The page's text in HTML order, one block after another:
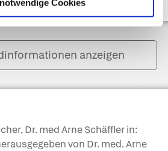
Cookies
anzeigen
Dr. med Arne Schäffler in:
von Dr. med. Arne